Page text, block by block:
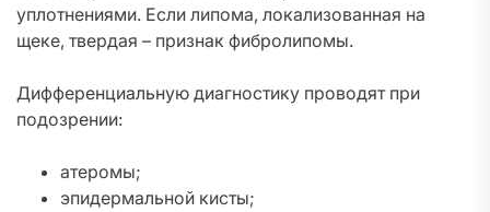
уплотнениями. Если липома, локализованная на
щеке, твердая – признак фибролипомы.
Дифференциальную диагностику проводят при
подозрении:
атеромы;
эпидермальной кисты;